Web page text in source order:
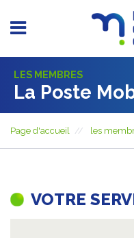
LES MEMBRES
La Poste
Page d'accueil les
VOTRE